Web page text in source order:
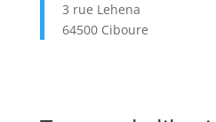
3 rue Lehena
64500 Ciboure